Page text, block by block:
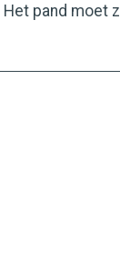
pand moet